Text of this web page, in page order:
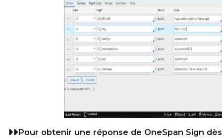
Pour obtenir une réponse de OneSpan Sign dès